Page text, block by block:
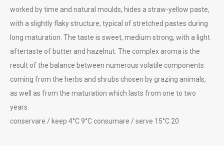
worked by time and natural moulds, hides a straw-yellow paste,
with a slightly flaky structure, typical of stretched pastes during
long maturation. The taste is sweet, medium strong, with a light
aftertaste of butter and hazelnut. The complex aroma is the
result of the balance between numerous volatile components
coming from the herbs and shrubs chosen by grazing animals,
as well as from the maturation which lasts from one to two
years.
conservare / keep 4°C 9°C consumare / serve 15°C 20